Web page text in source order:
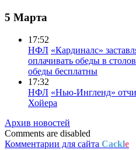
5 Марта
17:52
НФЛ «Кардиналс»
оплачивать обеды в
обеды бесплатны
17:32
НФЛ «Нью-Ингленд»
Хойера
Архив новостей
Comments are disabled
Комментарии для сайта Cackle